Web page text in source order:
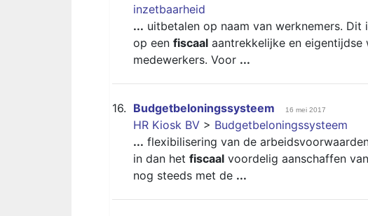
inzetbaarheid
... uitbetalen op naam van werknemers.
op een fiscaal aantrekkelijke en
medewerkers. Voor ...
16. Budgetbeloningssysteem 16 mei 2017
HR Kiosk BV > Budgetbeloningssysteem
... flexibilisering van de
in dan het fiscaal voordelig aanschaffen
nog steeds met de ...